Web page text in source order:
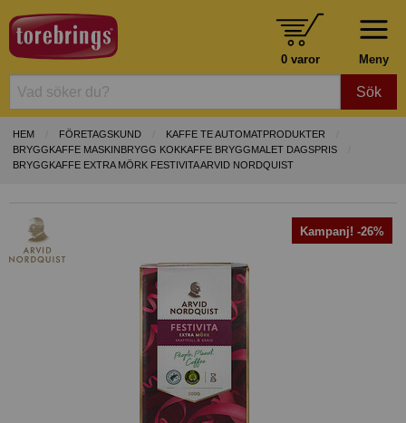
Meny
0 varor
Sök
HEM FÖRETAGSKUND
KAFFE TE AUTOMATPRODUKTER
BRYGGKAFFE MASKINBRYGG KOKKAFFE BRYGGMALET DAGSPRIS
BRYGGKAFFE EXTRA MÖRK FESTIVITA ARVID NORDQUIST
Kampanj! -26%